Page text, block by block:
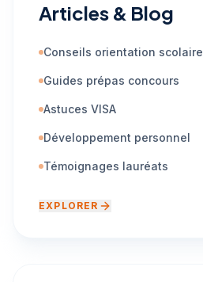
Articles & Blog
Conseils orientation scolaire
Guides prépas concours
Astuces VISA
Développement personnel
Témoignages lauréats
EXPLORER